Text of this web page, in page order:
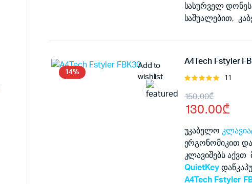
სასურველ
საშუალებით,
14%
Add to
wishlist
A4Tech Fstyler
შეფასება
დან
11
150.00₾
Original
price
was:
150.00₾.
130.00₾
Current
price
is:
130.00₾.
უკაბელო
ერგონომიკით
კლავიშებს
QuietKey
A4Tech Fstyler